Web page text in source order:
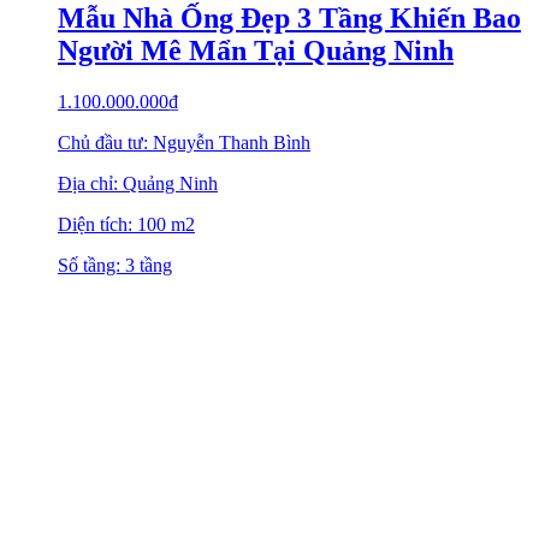
Mẫu Nhà Ống Đẹp 3 Tầng Khiến Bao
Người Mê Mẩn Tại Quảng Ninh
1.100.000.000₫
Chủ đầu tư: Nguyễn Thanh Bình
Địa chỉ: Quảng Ninh
Diện tích: 100 m2
Số tầng: 3 tầng